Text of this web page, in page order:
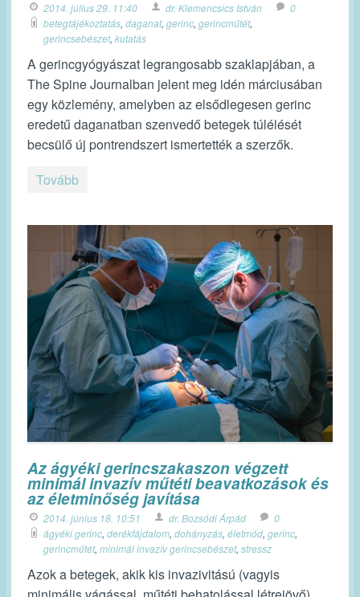
2014. július 29. 11:40 dr. Klemencsics István
0
betegtájékoztatás, daganat, gerinc, gerincműtét,
gerincsebészet, kutatás
A gerincgyógyászat legrangosabb szaklapjában, a
The Spine Journalban jelent meg idén márciusában
egy közlemény, amelyben az elsődlegesen gerinc
eredetű daganatban szenvedő betegek túlélését
becsülő új pontrendszert ismertették a szerzők.
Tovább
Az ágyéki gerincszakaszon végzett
minimál invazív műtéti beavatkozások és
az életminőség javítása
2014. június 18. 10:51 dr. Bozsódi Árpád
0
ágyéki gerinc, derékfájdalom, dohányzás, életmód, gerinc,
gerincműtét, minimál invazív gerincsebészet, stressz
Azok a betegek, akik kis invazivitású (vagyis